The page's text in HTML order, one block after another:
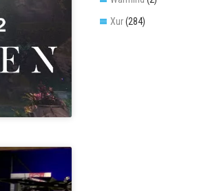
Xur(284)